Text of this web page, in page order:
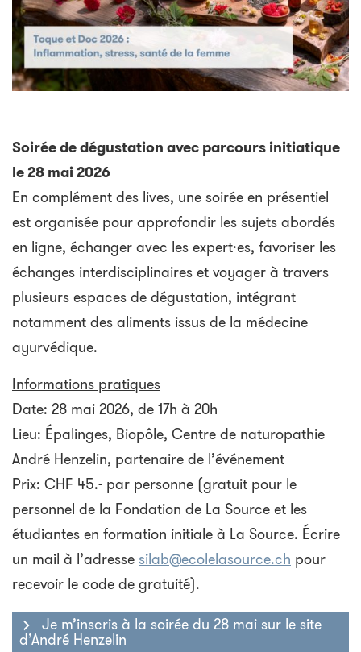
Soirée de dégustation avec parcours initiatique
le 28 mai 2026
En complément des lives, une soirée en présentiel
est organisée pour approfondir les sujets abordés
en ligne, échanger avec les expert·es, favoriser les
échanges interdisciplinaires et voyager à travers
plusieurs espaces de dégustation, intégrant
notamment des aliments issus de la médecine
ayurvédique.
Informations pratiques
Date: 28 mai 2026, de 17h à 20h
Lieu: Épalinges, Biopôle, Centre de naturopathie
André Henzelin, partenaire de l’événement
Prix: CHF 45.- par personne (gratuit pour le
personnel de la Fondation de La Source et les
étudiantes en formation initiale à La Source. Écrire
un mail à l’adressesilab@ecolelasource.ch pour
recevoir le code de gratuité).
Je m’inscris à la soirée du 28 mai sur le site
d’André Henzelin